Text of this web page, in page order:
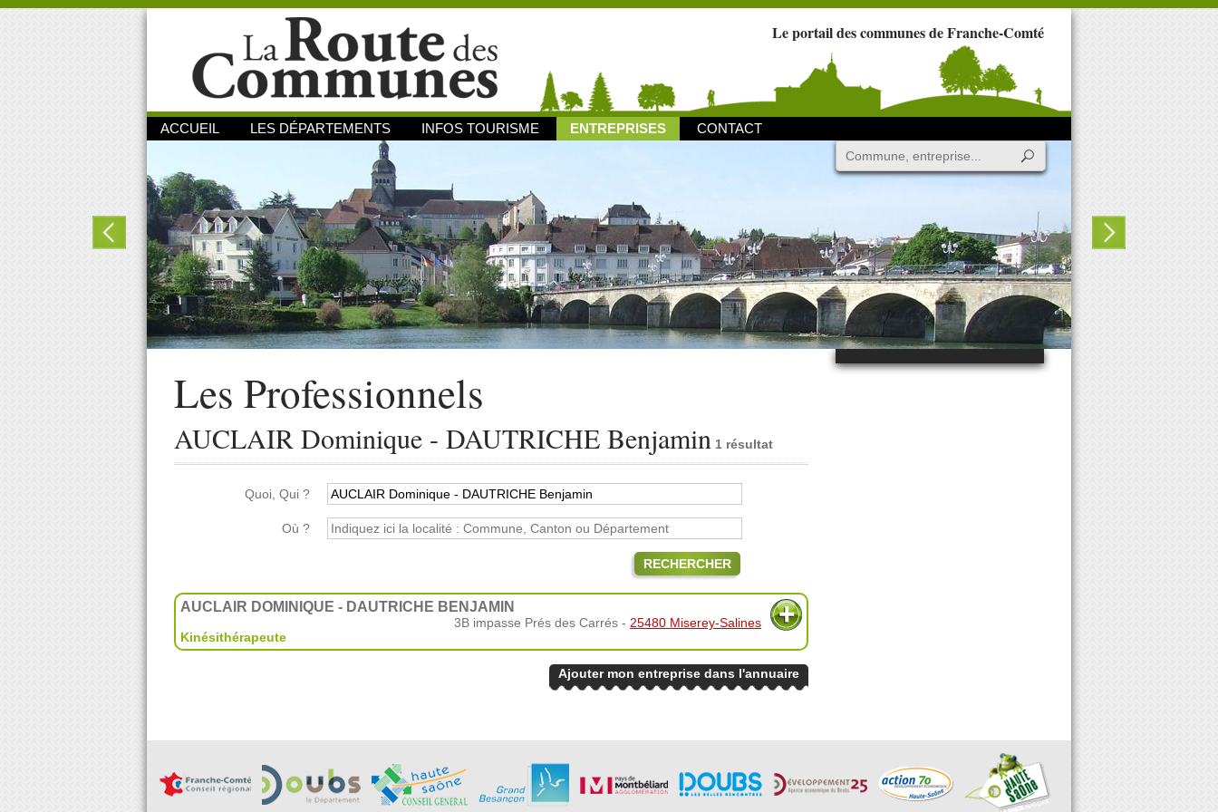
Le portail des communes de Franche-Comté
ACCUEIL LES DÉPARTEMENTS INFOS TOURISME ENTREPRISES CONTACT
Les Professionnels
AUCLAIR Dominique - DAUTRICHE Benjamin 1 résultat
Quoi, Qui ?
Où ?
RECHERCHER
AUCLAIR DOMINIQUE - DAUTRICHE BENJAMIN
3B impasse Prés des Carrés - 25480 Miserey-Salines
Kinésithérapeute
Ajouter mon entreprise dans l'annuaire